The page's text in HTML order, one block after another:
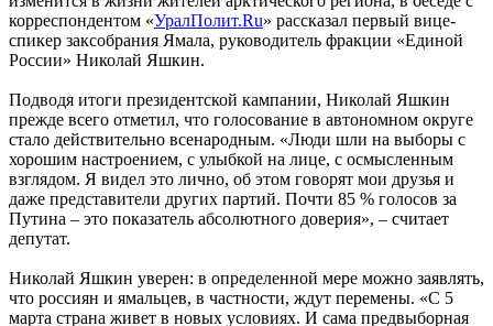
Жители Ямало-Ненецкого автономного округа проявили
высокую активность на выборах президента РФ – явка
превысила 90 %. При этом Владимир Путин заручился
голоса за него отдали почти 85 % граждан. О том, как
повлияет на политическую и экономическую ситуацию
приход Владимира Путина на пост главы государства и что